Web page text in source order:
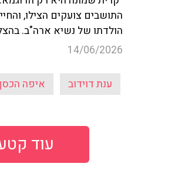
התושבים צועקים הצילו,
הולדתו של נשיא ארה"ב.
14/06/2026
ענת דוידוב איפה
עוד